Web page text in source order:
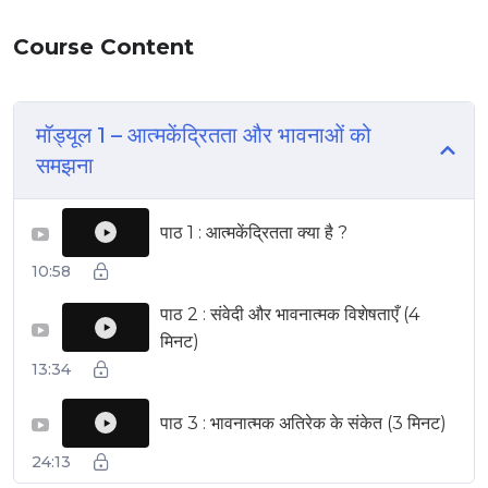
Course Content
मॉड्यूल 1 – आत्मकेंद्रितता और भावनाओं को
समझना
▶ पाठ 1 : आत्मकेंद्रितता क्या है ?
10:58
▶
पाठ 2 : संवेदी और भावनात्मक विशेषताएँ (4
मिनट)
13:34
▶ पाठ 3 : भावनात्मक अतिरेक के संकेत (3 मिनट)
24:13